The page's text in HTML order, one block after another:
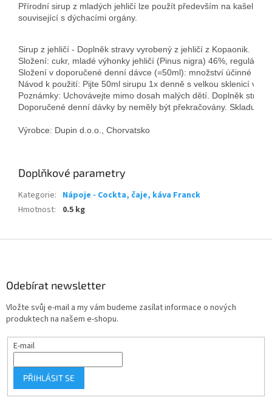
Přírodní sirup z mladých jehličí lze použít především na kašel a
související s dýchacími orgány.
Sirup z jehličí - Doplněk stravy vyrobený z jehličí z Kopaonik.
Složení: cukr, mladé výhonky jehličí (Pinus nigra) 46%, regulátor
Složení v doporučené denní dávce (=50ml): množství účinné
Návod k použití: Pijte 50ml sirupu 1x denně s velkou sklenicí
Poznámky: Uchovávejte mimo dosah malých dětí. Doplněk
Doporučené denní dávky by neměly být překračovány. Skladujte
Výrobce: Dupin d.o.o., Chorvatsko
Doplňkové parametry
Kategorie: Nápoje - Cockta, čaje, káva Franck
Hmotnost: 0.5 kg
Odebírat newsletter
Vložte svůj e-mail a my vám budeme zasílat informace o nových
produktech na našem e-shopu.
E-mail
PŘIHLÁSIT SE